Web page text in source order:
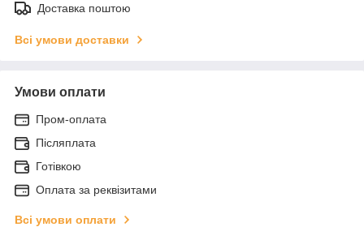
Доставка поштою
Всі умови доставки
Умови оплати
Пром-оплата
Післяплата
Готівкою
Оплата за реквізитами
Всі умови оплати